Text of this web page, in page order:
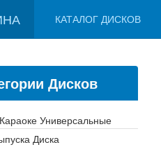
КАТАЛОГ ДИСКОВ
Дисков
Универсальные
Диска